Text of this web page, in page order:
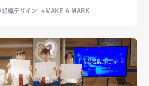
組織デザイン MAKE A MARK